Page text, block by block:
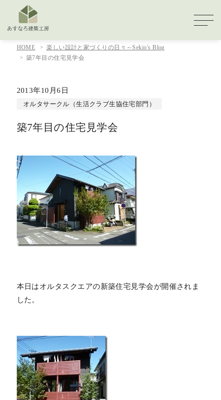
HOME
楽しい設計と家づくりの日々～Sekio's Blog
築7年目の住宅見学会
2013年10月6日
オルタサークル（生活クラブ生協住宅部門）
築7年目の住宅見学会
本日はオルタスクエアの新築住宅見学会が開催されま
した。